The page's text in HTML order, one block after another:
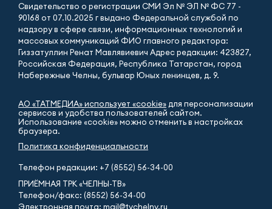
Свидетельство о регистрации СМИ Эл № ЭЛ № ФС 77 -
90168 от 07.10.2025 г выдано Федеральной службой по
надзору в сфере связи, информационных технологий и
массовых коммуникаций ФИО главного редактора:
Гиззатуллин Ренат Мавлявиевич Адрес редакции: 423827,
Российская Федерация, Республика Татарстан, город
Набережные Челны, бульвар Юных ленинцев, д. 9.
АО «ТАТМЕДИА» использует «cookie» для персонализации
сервисов и удобства пользователей сайтом.
Использование «cookie» можно отменить в настройках
браузера.
Политика конфиденциальности
Телефон редакции: +7 (8552) 56-34-00
ПРИЁМНАЯ ТРК «ЧЕЛНЫ-ТВ»
Телефон/факс: (8552) 56-34-00
Электронная почта: mail@tvchelny.ru